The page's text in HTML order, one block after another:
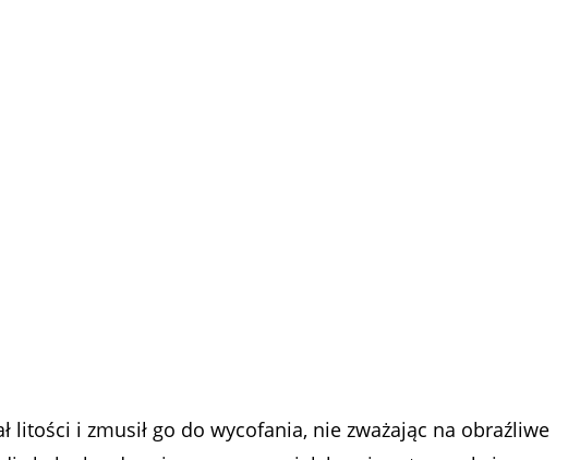
litości i zmusił go do wycofania, nie zważając na obraźliwe